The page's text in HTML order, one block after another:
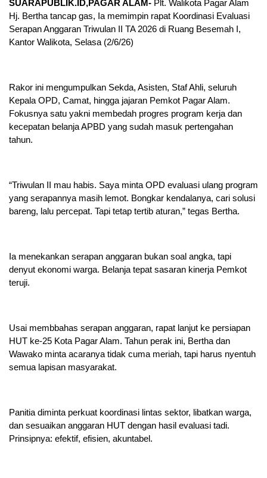
SUARAPUBLIK.ID,PAGAR ALAM- Plt. Walikota Pagar Alam
Hj. Bertha tancap gas, Ia memimpin rapat Koordinasi Evaluasi
Serapan Anggaran Triwulan II TA 2026 di Ruang Besemah I,
Kantor Walikota, Selasa (2/6/26)
Rakor ini mengumpulkan Sekda, Asisten, Staf Ahli, seluruh
Kepala OPD, Camat, hingga jajaran Pemkot Pagar Alam.
Fokusnya satu yakni membedah progres program kerja dan
kecepatan belanja APBD yang sudah masuk pertengahan
tahun.
“Triwulan II mau habis. Saya minta OPD evaluasi ulang program
yang serapannya masih lemot. Bongkar kendalanya, cari solusi
bareng, lalu percepat. Tapi tetap tertib aturan,” tegas Bertha.
Ia menekankan serapan anggaran bukan soal angka, tapi
denyut ekonomi warga. Belanja tepat sasaran kinerja Pemkot
teruji.
Usai membbahas serapan anggaran, rapat lanjut ke persiapan
HUT ke-25 Kota Pagar Alam. Tahun perak ini, Bertha dan
Wawako minta acaranya tidak cuma meriah, tapi harus nyentuh
semua lapisan masyarakat.
Panitia diminta perkuat koordinasi lintas sektor, libatkan warga,
dan sesuaikan anggaran HUT dengan hasil evaluasi tadi.
Prinsipnya: efektif, efisien, akuntabel.